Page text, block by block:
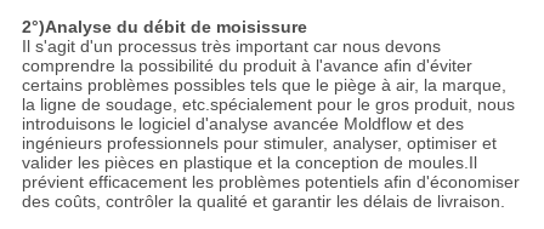
2°)Analyse du débit de moisissure
Il s'agit d'un processus très important car nous devons
comprendre la possibilité du produit à l'avance afin d'éviter
certains problèmes possibles tels que le piège à air, la marque,
la ligne de soudage, etc.spécialement pour le gros produit, nous
introduisons le logiciel d'analyse avancée Moldflow et des
ingénieurs professionnels pour stimuler, analyser, optimiser et
valider les pièces en plastique et la conception de moules.Il
prévient efficacement les problèmes potentiels afin d'économiser
des coûts, contrôler la qualité et garantir les délais de livraison.